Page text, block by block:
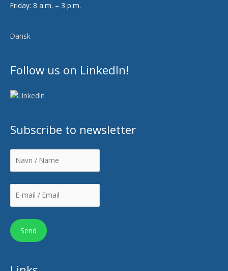
Friday: 8 a.m. – 3 p.m.
Dansk
Follow us on LinkedIn!
Subscribe to newsletter